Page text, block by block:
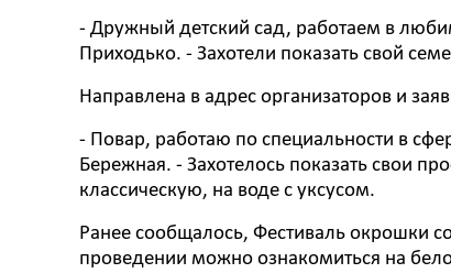
- Дружный детский сад, работаем в
Приходько. - Захотели показать свой
Направлена в адрес организаторов и
- Повар, работаю по специальности в
Бережная. - Захотелось показать свои
классическую, на воде с уксусом.
Ранее сообщалось, Фестиваль окрошки
проведении можно ознакомиться на